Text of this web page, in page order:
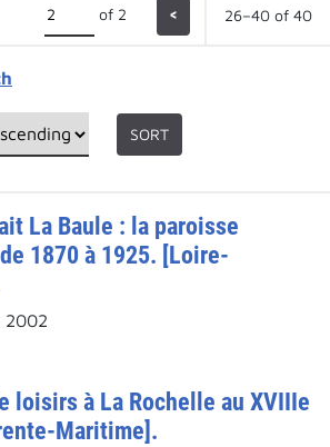
of 2 < 26–40 of 40
SORT
La Baule : la paroisse
1870 à 1925. [Loire-
2002
loisirs à La Rochelle au XVIIIe
Maritime].